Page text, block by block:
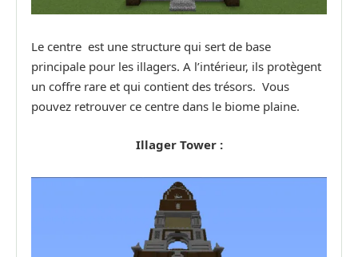
Le centre est une structure qui sert de base
principale pour les illagers. A l’intérieur, ils protègent
un coffre rare et qui contient des trésors. Vous
pouvez retrouver ce centre dans le biome plaine.
Illager Tower :